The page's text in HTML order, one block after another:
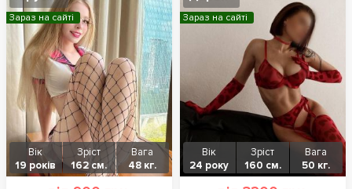
Вік
19 років
Зріст
162 см.
Вага
48 кг.
Зараз на сайті
Вік
24 року
Зріст
160 см.
Вага
50 кг.
Зараз на сайті